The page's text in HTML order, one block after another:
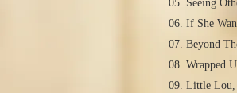
05. Seeing
06. If She
07. Beyond
08. Wrapped
09. Little Lou,